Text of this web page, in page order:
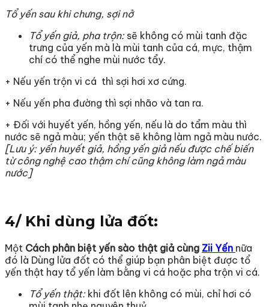
Tổ yến sau khi chưng, sợi nở
Tổ yến giả, pha trộn: sẽ không có mùi tanh đặc
trưng của yến mà là mùi tanh của cá, mực, thậm
chí có thể nghe mùi nước tẩy.
+ Nếu yến trộn vi cá thì sợi hơi xơ cứng.
+ Nếu yến pha đường thì sợi nhão và tan ra.
+ Đối với huyết yến, hồng yến, nếu là do tẩm màu thì
nước sẽ ngả màu; yến thật sẽ không làm ngả màu nước.
[Lưu ý: yến huyết giả, hồng yến giả nếu được chế biến
từ công nghệ cao thậm chí cũng không làm ngả màu
nước]
4/ Khi dùng lửa đốt:
Một Cách phân biệt yến sào thật giả cùng Zii Yến nữa
đó là Dùng lửa đốt có thể giúp bạn phân biệt được tổ
yến thật hay tổ yến làm bằng vi cá hoặc pha trộn vi cá.
Tổ yến thật:khi đốt lên không có mùi, chỉ hơi có